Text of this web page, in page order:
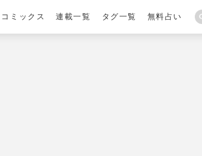
コミックス 連載一覧 タグ一覧 無料占い